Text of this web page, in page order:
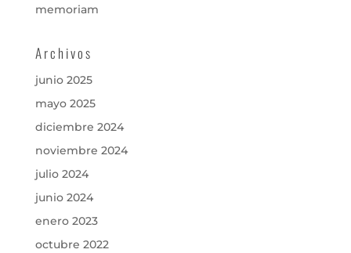
memoriam
Archivos
junio 2025
mayo 2025
diciembre 2024
noviembre 2024
julio 2024
junio 2024
enero 2023
octubre 2022